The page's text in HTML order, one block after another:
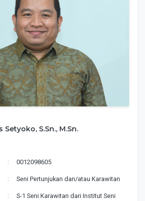
Setyoko, S.Sn., M.Sn.
: 0012098605
: Seni Pertunjukan dan/atau Karawitan
:
S-1 Seni Karawitan dari Institut Seni